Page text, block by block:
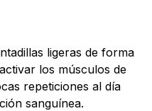
ligeras de forma
los músculos de
repeticiones al día
sanguínea.